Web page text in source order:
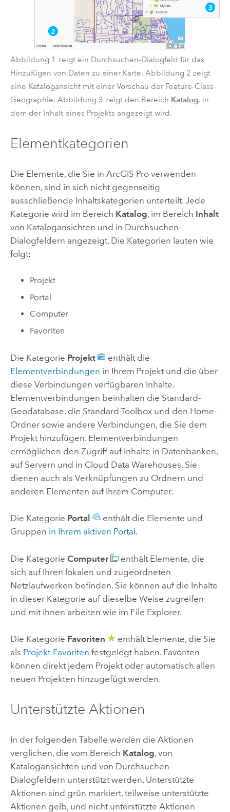
Abbildung 1 zeigt ein Durchsuchen-Dialogfeld für das
Hinzufügen von Daten zu einer Karte. Abbildung 2 zeigt
eine Katalogansicht mit einer Vorschau der Feature-Class-
Geographie. Abbildung 3 zeigt den Bereich Katalog, in
dem der Inhalt eines Projekts angezeigt wird.
Elementkategorien
Die Elemente, die Sie in ArcGIS Proverwenden
können, sind in sich nicht gegenseitig
ausschließende Inhaltskategorien unterteilt. Jede
Kategorie wird im Bereich Katalog, im Bereich Inhalt
von Katalogansichten und in Durchsuchen-
Dialogfeldern angezeigt. Die Kategorien lauten wie
folgt:
Projekt
Portal
Computer
Favoriten
Die Kategorie Projekt
enthält die
Elementverbindungen in Ihrem Projekt und die über
diese Verbindungen verfügbaren Inhalte.
Elementverbindungen beinhalten die Standard-
Geodatabase, die Standard-Toolbox und den Home-
Ordner sowie andere Verbindungen, die Sie dem
Projekt hinzufügen. Elementverbindungen
ermöglichen den Zugriff auf Inhalte in Datenbanken,
auf Servern und in Cloud Data Warehouses. Sie
dienen auch als Verknüpfungen zu Ordnern und
anderen Elementen auf Ihrem Computer.
Die Kategorie Portal
enthält die Elemente und
Gruppen in Ihrem aktiven Portal .
Die Kategorie Computer
enthält Elemente, die
sich auf Ihren lokalen und zugeordneten
Netzlaufwerken befinden. Sie können auf die Inhalte
in dieser Kategorie auf dieselbe Weise zugreifen
und mit ihnen arbeiten wie im File Explorer.
Die Kategorie Favoriten
enthält Elemente, die Sie
als Projekt-Favoriten festgelegt haben. Favoriten
können direkt jedem Projekt oder automatisch allen
neuen Projekten hinzugefügt werden.
Unterstützte Aktionen
In der folgenden Tabelle werden die Aktionen
verglichen, die vom Bereich Katalog, von
Katalogansichten und von Durchsuchen-
Dialogfeldern unterstützt werden. Unterstützte
Aktionen sind grün markiert, teilweise unterstützte
Aktionen gelb, und nicht unterstützte Aktionen